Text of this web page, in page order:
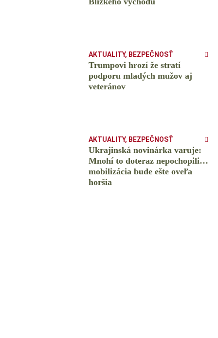
AKTUALITY, BEZPEČNOSŤ
Trumpovi hrozí že stratí
podporu mladých mužov aj
veteránov
AKTUALITY, BEZPEČNOSŤ
Ukrajinská novinárka varuje:
Mnohí to doteraz nepochopili…
mobilizácia bude ešte oveľa
horšia